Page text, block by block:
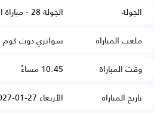
الجولة
الجولة 28 - مباراة الإياب
ملعب المباراة
سوانزي دوت كوم
وقت المباراة
10:45 مساءً
تاريخ المباراة
الأربعاء 27-01-2027